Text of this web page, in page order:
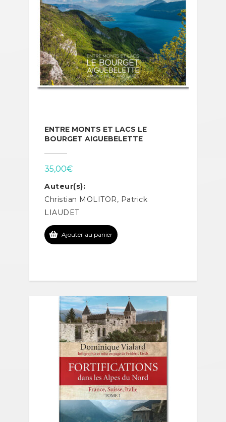
ENTRE MONTS ET LACS LE
BOURGET AIGUEBELETTE
35,00€
Auteur(s):
Christian MOLITOR, Patrick
LIAUDET
Ajouter au panier